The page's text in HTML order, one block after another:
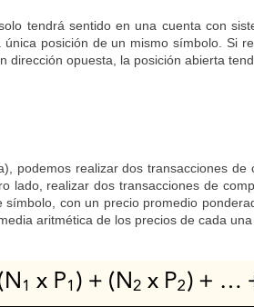
tendrá sentido en una cuenta con
posición de un mismo símbolo. Si
opuesta, la posición abierta
podemos realizar dos transacciones
lado, realizar dos transacciones de
con un precio promedio
aritmética de los precios de cada una